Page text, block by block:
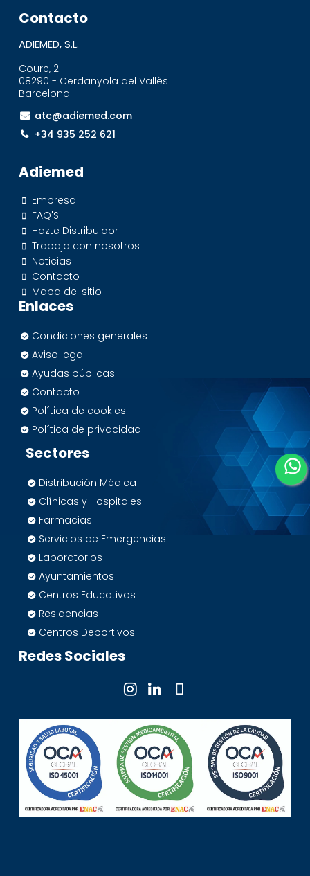
Contacto
ADIEMED, S.L.
Coure, 2.
08290 - Cerdanyola del Vallès
Barcelona
atc@adiemed.com
+34 935 252 621
Adiemed
Empresa
FAQ'S
Hazte Distribuidor
Trabaja con nosotros
Noticias
Contacto
Mapa del sitio
Enlaces
Condiciones generales
Aviso legal
Ayudas públicas
Contacto
Política de cookies
Política de privacidad
Sectores
Distribución Médica
Clínicas y Hospitales
Farmacias
Servicios de Emergencias
Laboratorios
Ayuntamientos
Centros Educativos
Residencias
Centros Deportivos
Redes Sociales